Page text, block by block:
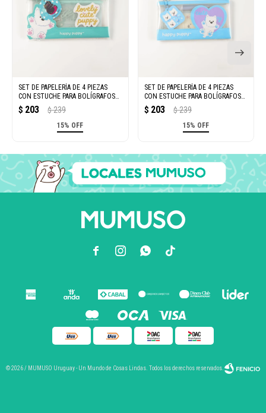
SET DE PAPELERÍA DE 4 PIEZAS
CON ESTUCHE PARA BOLÍGRAFOS
(DUODUO Y MIMI/VERDE)
$ 203 $ 239
15% OFF
SET DE PAPELERÍA DE 4 PIEZAS
CON ESTUCHE PARA BOLÍGRAFOS
(DUODUO/AZUL)
$ 203 $ 239
15% OFF
  
© 2026 / MUMUSO Uruguay - Un Mundo de Cosas Lindas. Todos los derechos reservados.